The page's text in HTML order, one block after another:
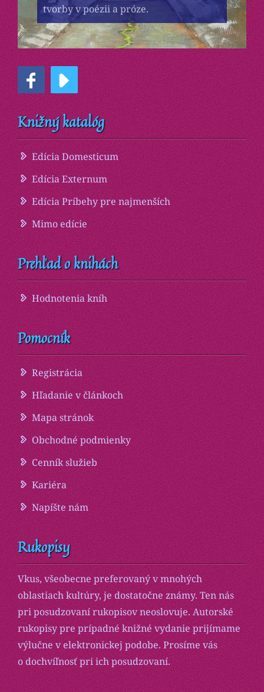
tvorby v poézii a próze.
Knižný katalóg
Edícia Domesticum
Edícia Externum
Edícia Príbehy pre najmenších
Mimo edície
Prehľad o knihách
Hodnotenia kníh
Pomocník
Registrácia
Hľadanie v článkoch
Mapa stránok
Obchodné podmienky
Cenník služieb
Kariéra
Napíšte nám
Rukopisy
Vkus, všeobecne preferovaný v mnohých
oblastiach kultúry, je dostatočne známy. Ten nás
pri posudzovaní rukopisov neoslovuje. Autorské
rukopisy pre prípadné knižné vydanie prijímame
výlučne v elektronickej podobe. Prosíme vás
o dochvíľnosť pri ich posudzovaní.